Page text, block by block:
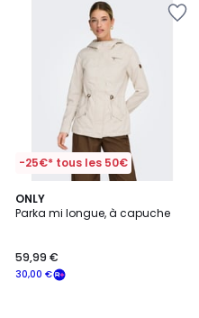
-25€* tous les 50€
ONLY
Parka mi longue, à capuche
30,00 €
59,99 €
5
/
2
Couleurs